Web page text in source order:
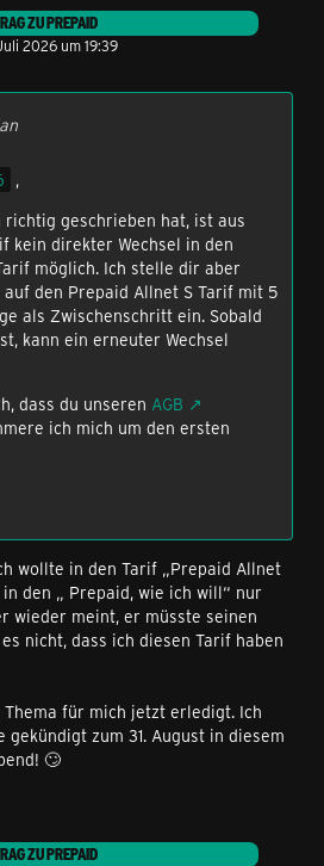
ZU PREPAID
2026 um 19:39
,
richtig geschrieben hat, ist aus
kein direkter Wechsel in den
möglich. Ich stelle dir aber
auf den Prepaid Allnet S Tarif mit 5
als Zwischenschritt ein. Sobald
kann ein erneuter Wechsel
dass du unseren AGB
ich mich um den ersten
wollte in den Tarif „Prepaid Allnet
in den „ Prepaid, wie ich will“ nur
wieder meint, er müsste seinen
nicht, dass ich diesen Tarif haben
für mich jetzt erledigt. Ich
zum 31. August in diesem
🙄
ZU PREPAID